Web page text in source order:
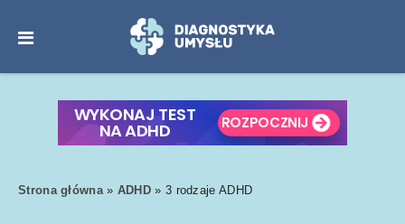
Strona główna» ADHD » 3 rodzaje ADHD